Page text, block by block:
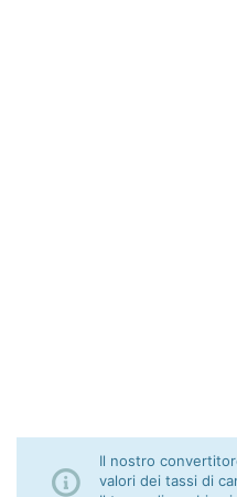
Il nostro
valori dei tassi di